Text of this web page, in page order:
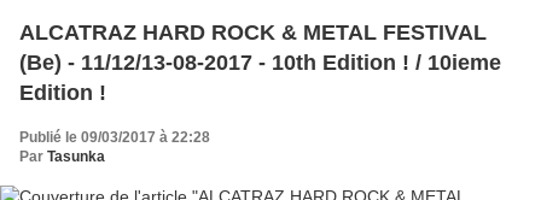
ALCATRAZ HARD ROCK & METAL FESTIVAL
(Be) - 11/12/13-08-2017 - 10th Edition ! / 10ieme
Edition !
Publié le 09/03/2017 à 22:28
Par Tasunka